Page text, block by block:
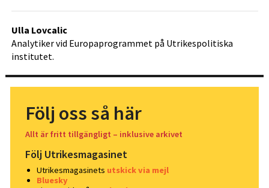
Ulla Lovcalic
Analytiker vid Europaprogrammet på Utrikespolitiska
institutet.
Följ oss så här
Allt är fritt tillgängligt – inklusive arkivet
Följ Utrikesmagasinet
Utrikesmagasinets utskick via mejl
Bluesky